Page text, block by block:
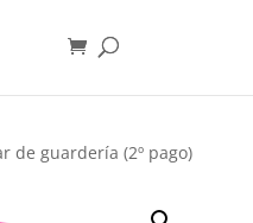
de guardería (2º pago)